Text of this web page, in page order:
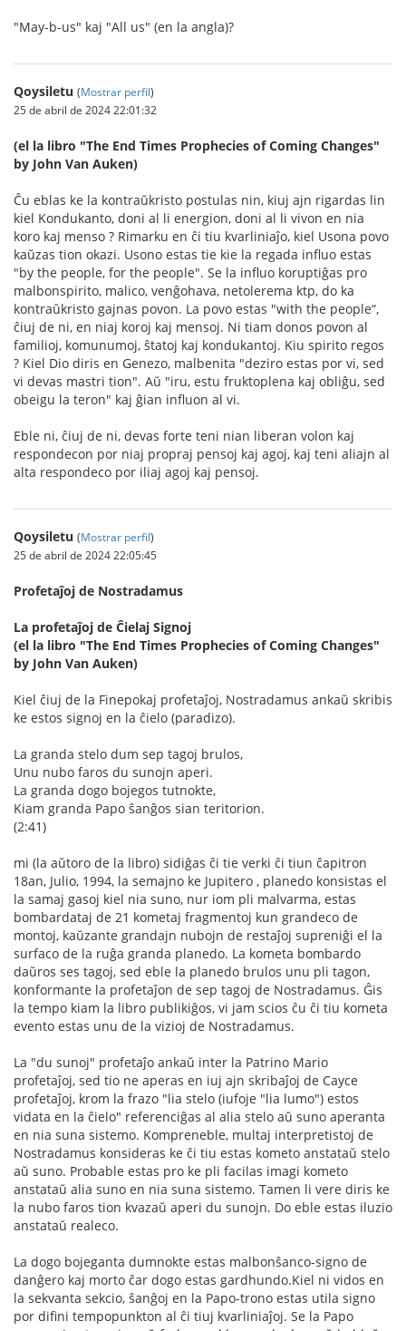
"May-b-us" kaj "All us" (en la angla)?
Qoysiletu (Mostrar perfil)
25 de abril de 2024 22:01:32
(el la libro "The End Times Prophecies of Coming Changes"
by John Van Auken)
Ĉu eblas ke la kontraŭkristo postulas nin, kiuj ajn rigardas lin
kiel Kondukanto, doni al li energion, doni al li vivon en nia
koro kaj menso ? Rimarku en ĉi tiu kvarliniaĵo, kiel Usona povo
kaŭzas tion okazi. Usono estas tie kie la regada influo estas
"by the people, for the people". Se la influo koruptiĝas pro
malbonspirito, malico, venĝohava, netolerema ktp, do ka
kontraŭkristo gajnas povon. La povo estas "with the people“,
ĉiuj de ni, en niaj koroj kaj mensoj. Ni tiam donos povon al
familioj, komunumoj, ŝtatoj kaj kondukantoj. Kiu spirito regos
? Kiel Dio diris en Genezo, malbenita "deziro estas por vi, sed
vi devas mastri tion". Aŭ "iru, estu fruktoplena kaj obliĝu, sed
obeigu la teron" kaj ĝian influon al vi.
Eble ni, ĉiuj de ni, devas forte teni nian liberan volon kaj
respondecon por niaj propraj pensoj kaj agoj, kaj teni aliajn al
alta respondeco por iliaj agoj kaj pensoj.
Qoysiletu (Mostrar perfil)
25 de abril de 2024 22:05:45
Profetaĵoj de Nostradamus
La profetaĵoj de Ĉielaj Signoj
(el la libro "The End Times Prophecies of Coming Changes"
by John Van Auken)
Kiel ĉiuj de la Finepokaj profetaĵoj, Nostradamus ankaŭ skribis
ke estos signoj en la ĉielo (paradizo).
La granda stelo dum sep tagoj brulos,
Unu nubo faros du sunojn aperi.
La granda dogo bojegos tutnokte,
Kiam granda Papo ŝanĝos sian teritorion.
(2:41)
mi (la aŭtoro de la libro) sidiĝas ĉi tie verki ĉi tiun ĉapitron
18an, Julio, 1994, la semajno ke Jupitero , planedo konsistas el
la samaj gasoj kiel nia suno, nur iom pli malvarma, estas
bombardataj de 21 kometaj fragmentoj kun grandeco de
montoj, kaŭzante grandajn nubojn de restaĵoj supreniĝi el la
surfaco de la ruĝa granda planedo. La kometa bombardo
daŭros ses tagoj, sed eble la planedo brulos unu pli tagon,
konformante la profetaĵon de sep tagoj de Nostradamus. Ĝis
la tempo kiam la libro publikiĝos, vi jam scios ĉu ĉi tiu kometa
evento estas unu de la vizioj de Nostradamus.
La "du sunoj" profetaĵo ankaŭ inter la Patrino Mario
profetaĵoj, sed tio ne aperas en iuj ajn skribaĵoj de Cayce
profetaĵoj, krom la frazo "lia stelo (iufoje "lia lumo") estos
vidata en la ĉielo" referenciĝas al alia stelo aŭ suno aperanta
en nia suna sistemo. Kompreneble, multaj interpretistoj de
Nostradamus konsideras ke ĉi tiu estas kometo anstataŭ stelo
aŭ suno. Probable estas pro ke pli facilas imagi kometo
anstataŭ alia suno en nia suna sistemo. Tamen li vere diris ke
la nubo faros tion kvazaŭ aperi du sunojn. Do eble estas iluzio
anstataŭ realeco.
La dogo bojeganta dumnokte estas malbonŝanco-signo de
danĝero kaj morto ĉar dogo estas gardhundo.Kiel ni vidos en
la sekvanta sekcio, ŝanĝoj en la Papo-trono estas utila signo
por difini tempopunkton al ĉi tiuj kvarliniaĵoj. Se la Papo